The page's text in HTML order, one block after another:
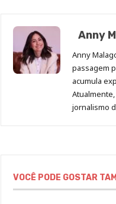
Anny
Anny
passagem
acumula
jornalismo
VOCÊ PODE GOSTAR